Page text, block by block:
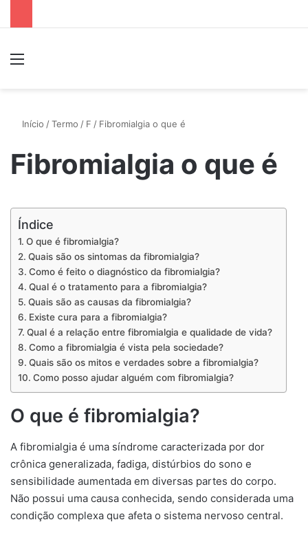
Início /Termo / F / Fibromialgia o que é
Fibromialgia o que é
Índice
O que é fibromialgia?
Quais são os sintomas da fibromialgia?
Como é feito o diagnóstico da fibromialgia?
Qual é o tratamento para a fibromialgia?
Quais são as causas da fibromialgia?
Existe cura para a fibromialgia?
Qual é a relação entre fibromialgia e qualidade de vida?
Como a fibromialgia é vista pela sociedade?
Quais são os mitos e verdades sobre a fibromialgia?
Como posso ajudar alguém com fibromialgia?
O que é fibromialgia?
A fibromialgia é uma síndrome caracterizada por dor
crônica generalizada, fadiga, distúrbios do sono e
sensibilidade aumentada em diversas partes do corpo.
Não possui uma causa conhecida, sendo considerada uma
condição complexa que afeta o sistema nervoso central.